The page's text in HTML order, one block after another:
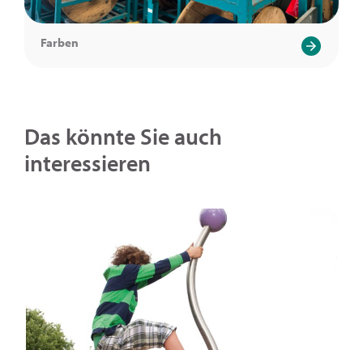
Farben
Das könnte Sie auch
interessieren